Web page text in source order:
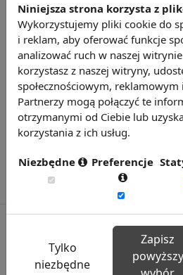
Rynekpracy.pl
Niniejsza strona korzysta z
Wykorzystujemy pliki cookie do
i reklam, aby oferować funkcje
analizować ruch w naszej
korzystasz z naszej witryny,
społecznościowym, reklamowym
Partnerzy mogą połączyć te
otrzymanymi od Ciebie lub
korzystania z ich usług.
Niezbędne Preferencje
Tylko
niezbędne
Zapisz
powyższy